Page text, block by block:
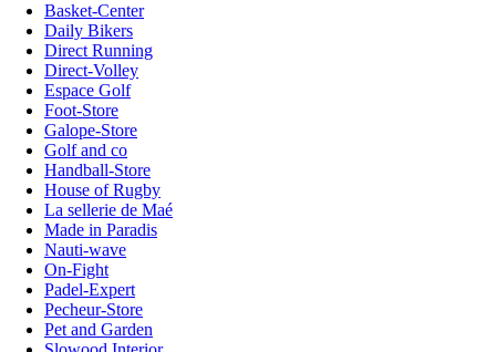
Basket-Center
Daily Bikers
Direct Running
Direct-Volley
Espace Golf
Foot-Store
Galope-Store
Golf and co
Handball-Store
House of Rugby
La sellerie de Maé
Made in Paradis
Nauti-wave
On-Fight
Padel-Expert
Pecheur-Store
Pet and Garden